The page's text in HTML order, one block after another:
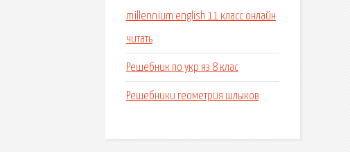
millennium english 11 класс онлайн
читать
Решебник по укр яз 8 клас
Решебники геометрия шлыков